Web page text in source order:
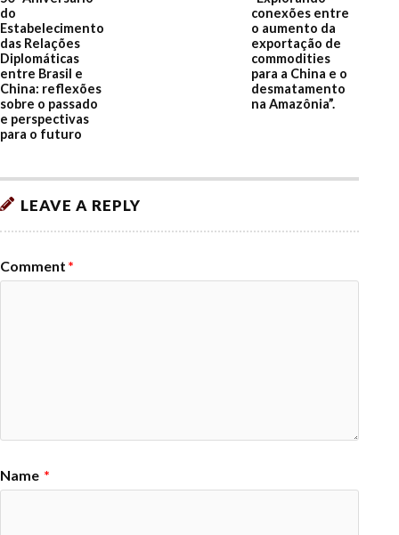
do
Estabelecimento
das Relações
Diplomáticas
entre Brasil e
China: reflexões
sobre o passado
e perspectivas
para o futuro
conexões entre
o aumento da
exportação de
commodities
para a China e o
desmatamento
na Amazônia”.
LEAVE A REPLY
Comment *
Name *